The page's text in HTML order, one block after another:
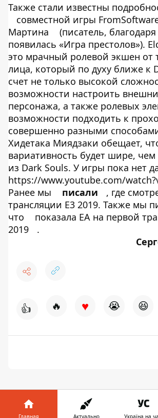
Также стали известны
совместной игры
Мартина
(писатель,
появилась «Игра престолов»).
это мрачный ролевой экшен от
лица, который по духу ближе к
счет не только высокой
возможности настроить
персонажа, а также ролевых
возможности подходить к
совершенно разными
Хидетака Миядзаки обещает,
вариативность будет шире,
из Dark Souls. У игры пока нет
https://www.youtube.com/
Ранее мы
писали
, где
трансляции Е3 2019. Также мы
что
показала EA на первой
2019
.
👍 🔥 ♥ 😭 😆
Главная Актуально Україна на